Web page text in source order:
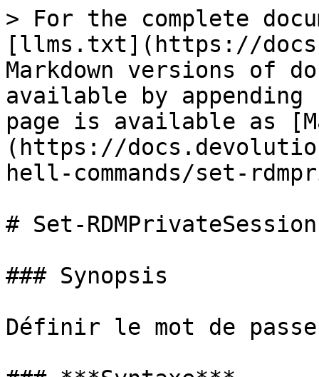
> For the complete
[llms.txt](https://
Markdown versions of
available by
page is available as
(https://
hell-commands/set-
# Set-
### Synopsis
Définir le mot de